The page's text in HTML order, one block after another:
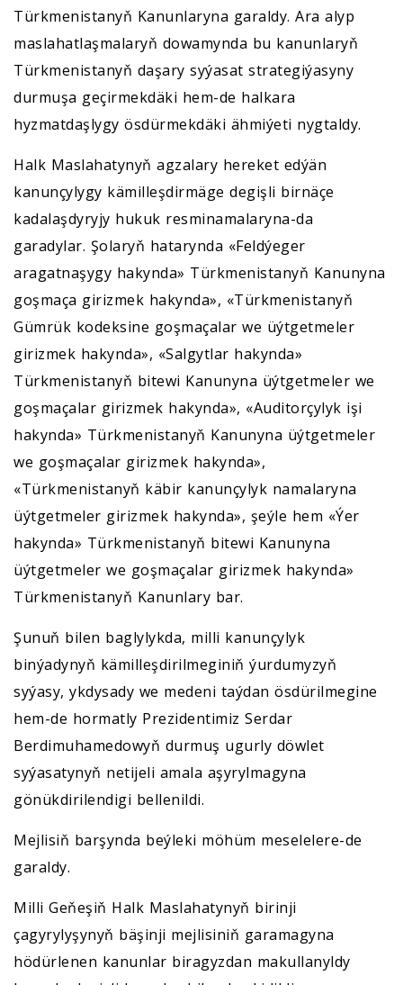
Türkmenistanyň Kanunlaryna garaldy. Ara alyp
maslahatlaşmalaryň dowamynda bu kanunlaryň
Türkmenistanyň daşary syýasat strategiýasyny
durmuşa geçirmekdäki hem-de halkara
hyzmatdaşlygy ösdürmekdäki ähmiýeti nygtaldy.
Halk Maslahatynyň agzalary hereket edýän
kanunçylygy kämilleşdirmäge degişli birnäçe
kadalaşdyryjy hukuk resminamalaryna-da
garadylar. Şolaryň hatarynda «Feldýeger
aragatnaşygy hakynda» Türkmenistanyň Kanunyna
goşmaça girizmek hakynda», «Türkmenistanyň
Gümrük kodeksine goşmaçalar we üýtgetmeler
girizmek hakynda», «Salgytlar hakynda»
Türkmenistanyň bitewi Kanunyna üýtgetmeler we
goşmaçalar girizmek hakynda», «Auditorçylyk işi
hakynda» Türkmenistanyň Kanunyna üýtgetmeler
we goşmaçalar girizmek hakynda»,
«Türkmenistanyň käbir kanunçylyk namalaryna
üýtgetmeler girizmek hakynda», şeýle hem «Ýer
hakynda» Türkmenistanyň bitewi Kanunyna
üýtgetmeler we goşmaçalar girizmek hakynda»
Türkmenistanyň Kanunlary bar.
Şunuň bilen baglylykda, milli kanunçylyk
binýadynyň kämilleşdirilmeginiň ýurdumyzyň
syýasy, ykdysady we medeni taýdan ösdürilmegine
hem-de hormatly Prezidentimiz Serdar
Berdimuhamedowyň durmuş ugurly döwlet
syýasatynyň netijeli amala aşyrylmagyna
gönükdirilendigi bellenildi.
Mejlisiň barşynda beýleki möhüm meselelere-de
garaldy.
Milli Geňeşiň Halk Maslahatynyň birinji
çagyrylyşynyň bäşinji mejlisiniň garamagyna
hödürlenen kanunlar biragyzdan makullanyldy